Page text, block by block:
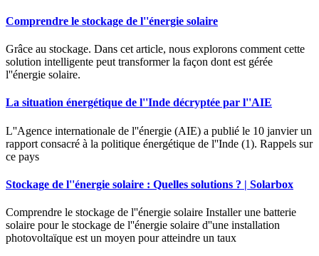
Comprendre le stockage de l''énergie solaire
Grâce au stockage. Dans cet article, nous explorons comment cette
solution intelligente peut transformer la façon dont est gérée
l''énergie solaire.
La situation énergétique de l''Inde décryptée par l''AIE
L''Agence internationale de l''énergie (AIE) a publié le 10 janvier un
rapport consacré à la politique énergétique de l''Inde (1). Rappels sur
ce pays
Stockage de l''énergie solaire : Quelles solutions ? | Solarbox
Comprendre le stockage de l''énergie solaire Installer une batterie
solaire pour le stockage de l''énergie solaire d''une installation
photovoltaïque est un moyen pour atteindre un taux